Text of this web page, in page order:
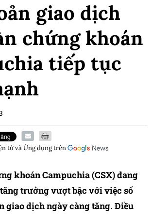
giao dịch
chứng khoán
tiếp tục
tử và Ứng dụngtrên
khoán Campuchia (CSX) đang
trưởng vượt bậc với việc số
giao dịch ngày càng tăng. Điều